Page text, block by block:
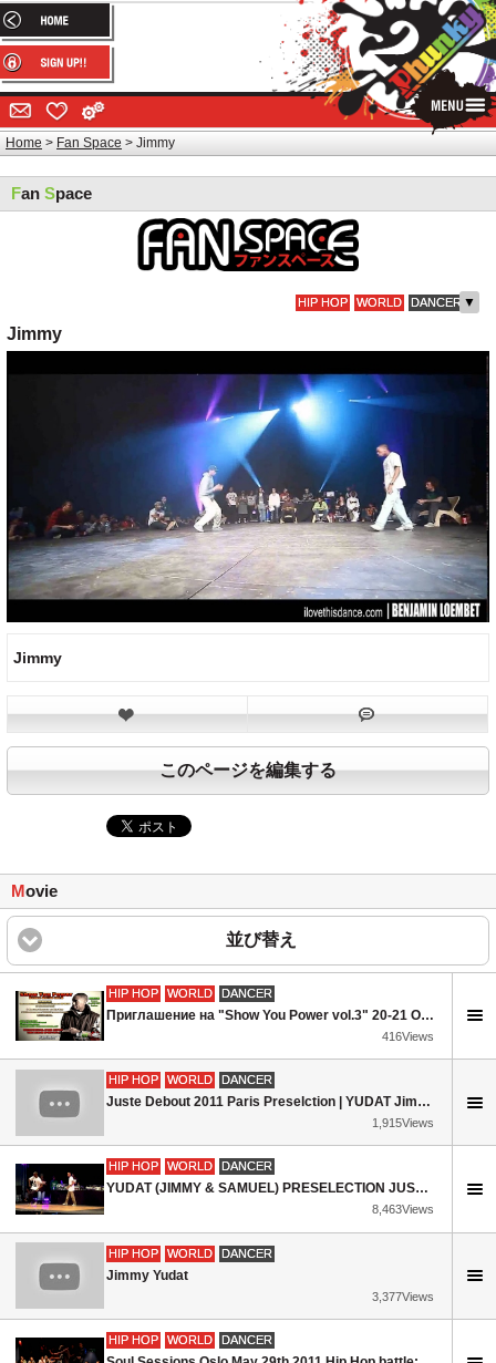
Home Fan Space Jimmy
Fan Space
HIP HOP WORLD DANCER ▼
Jimmy
Jimmy
このページを編集する
Movie
並び替え
HIP HOP WORLD DANCER
Приглашение на "Show You Power vol.3" 20-21 ОКТЯБРЯ от Jimmy (YUDAT Crew)
416Views
HIP HOP WORLD DANCER
Juste Debout 2011 Paris Preselction | YUDAT Jimmy & Samuel
1,915Views
HIP HOP WORLD DANCER
YUDAT (JIMMY & SAMUEL) PRESELECTION JUSTE DEBOUT 2011 HIPHOP
8,463Views
HIP HOP WORLD DANCER
Jimmy Yudat
3,377Views
HIP HOP WORLD DANCER